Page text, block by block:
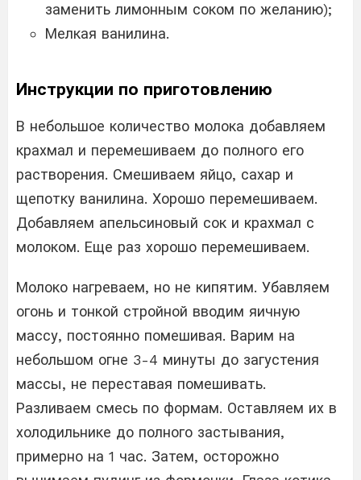
заменить лимонным соком по желанию);
Мелкая ванилина.
Инструкции по приготовлению
В небольшое количество молока добавляем
крахмал и перемешиваем до полного его
растворения. Смешиваем яйцо, сахар и
щепотку ванилина. Хорошо перемешиваем.
Добавляем апельсиновый сок и крахмал с
молоком. Еще раз хорошо перемешиваем.
Молоко нагреваем, но не кипятим. Убавляем
огонь и тонкой стройной вводим яичную
массу, постоянно помешивая. Варим на
небольшом огне 3-4 минуты до загустения
массы, не переставая помешивать.
Разливаем смесь по формам. Оставляем их в
холодильнике до полного застывания,
примерно на 1 час. Затем, осторожно